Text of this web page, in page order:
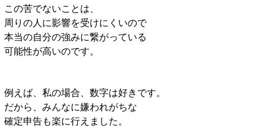
この苦でないことは、
周りの人に影響を受けにくいので
本当の自分の強みに繋がっている
可能性が高いのです。
例えば、私の場合、数字は好きです。
だから、みんなに嫌われがちな
確定申告も楽に行えました。